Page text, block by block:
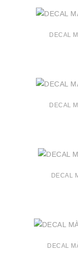
DECAL
DECAL
DECAL
DECAL